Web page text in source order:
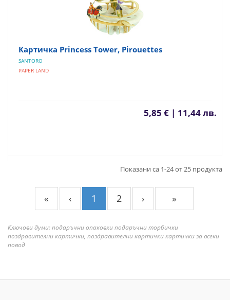
Картичка Princess Tower, Pirouettes
SANTORO
PAPER LAND
5,85 € | 11,44 лв.
Показани са 1-24 от 25 продукта
« ‹ 1 2 › »
Ключови думи: подаръчни опаковки подаръчни торбички
поздравителни картички, поздравителни картички картички за всеки
повод